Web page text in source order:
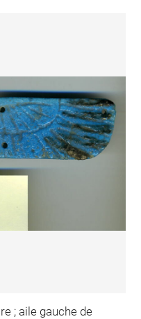
; aile gauche de